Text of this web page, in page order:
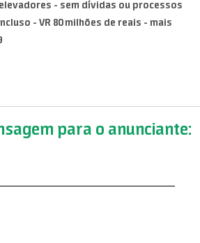
- sem dívidas ou processos
- VR 80 milhões de reais - mais
para o anunciante: